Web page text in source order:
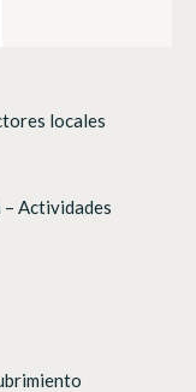
locales
Actividades